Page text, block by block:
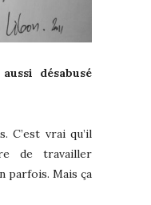
désabusé
C’est vrai qu’il
de travailler
parfois. Mais ça